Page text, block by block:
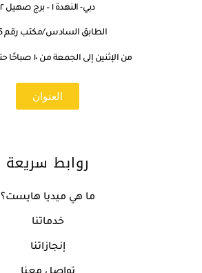
دبي- النهدة ١ – برج صهيل ٢
الطابق السادس/مكتب رقم 606
من الإثنين إلى الجمعة من ١٠ صباحًا حتى ٧ مساءً
العنوان
روابط سريعة
ما هي ميديا هايست؟
خدماتنا
إنجازاتنا